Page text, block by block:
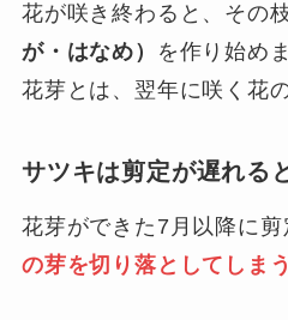
花が咲き終わると、その
が・はなめ）
を作り始め
花芽とは、翌年に咲く花
サツキは剪定が遅れる
花芽ができた7月以降に剪
の芽を切り落としてしまう